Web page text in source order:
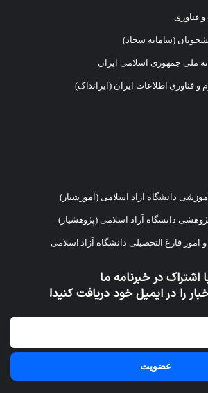
فناوری
(سامانه سجاد)
ملی جمهوری اسلامی ایران
و فناوری اطلاعات ایران (ایرانداک)
دانشگاه آزاد اسلامی (آموزشیار)
دانشگاه آزاد اسلامی (پژوهشیار)
فارغ التحصیلی دانشگاه آزاد اسلامی
اشتراک در خبرنامه ما
را در ایمیل خود دریافت کنید!